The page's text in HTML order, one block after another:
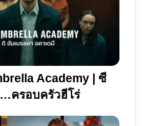
Academy | ซี
…ครอบครัวฮีโร่